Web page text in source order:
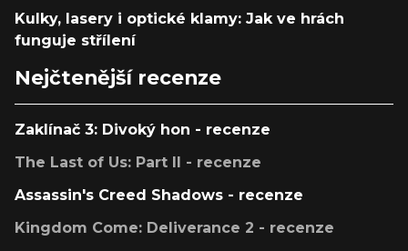
Kulky, lasery i optické klamy: Jak ve hrách
funguje střílení
Nejčtenější recenze
Zaklínač 3: Divoký hon - recenze
The Last of Us: Part II - recenze
Assassin's Creed Shadows - recenze
Kingdom Come: Deliverance 2 - recenze